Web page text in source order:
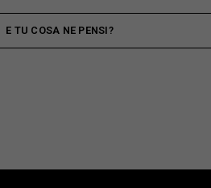
E TU COSA NE PENSI?